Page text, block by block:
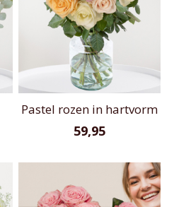
Pastel rozen in hartvorm
59,95